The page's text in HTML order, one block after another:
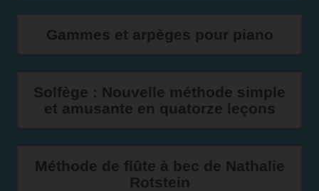
Gammes et arpèges pour piano
Solfège : Nouvelle méthode simple
et amusante en quatorze leçons
Méthode de flûte à bec de Nathalie
Rotstein